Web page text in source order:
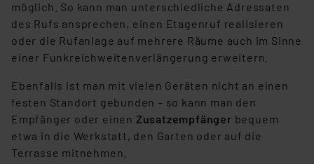
möglich. So kann man unterschiedliche Adressaten
des Rufs ansprechen, einen Etagenruf realisieren
oder die Rufanlage auf mehrere Räume auch im Sinne
einer Funkreichweitenverlängerung erweitern.
Ebenfalls ist man mit vielen Geräten nicht an einen
festen Standort gebunden – so kann man den
Empfänger oder einen Zusatzempfänger bequem
etwa in die Werkstatt, den Garten oder auf die
Terrasse mitnehmen.